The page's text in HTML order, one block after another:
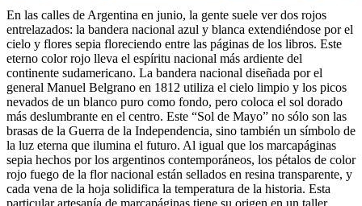
En las calles de Argentina en junio, la gente suele ver dos rojos
entrelazados: la bandera nacional azul y blanca extendiéndose por el
cielo y flores sepia floreciendo entre las páginas de los libros. Este
eterno color rojo lleva el espíritu nacional más ardiente del
continente sudamericano. La bandera nacional diseñada por el
general Manuel Belgrano en 1812 utiliza el cielo limpio y los picos
nevados de un blanco puro como fondo, pero coloca el sol dorado
más deslumbrante en el centro. Este “Sol de Mayo” no sólo son las
brasas de la Guerra de la Independencia, sino también un símbolo de
la luz eterna que ilumina el futuro. Al igual que los marcapáginas
sepia hechos por los argentinos contemporáneos, los pétalos de color
rojo fuego de la flor nacional están sellados en resina transparente, y
cada vena de la hoja solidifica la temperatura de la historia. Esta
particular artesanía de marcapáginas tiene su origen en un taller